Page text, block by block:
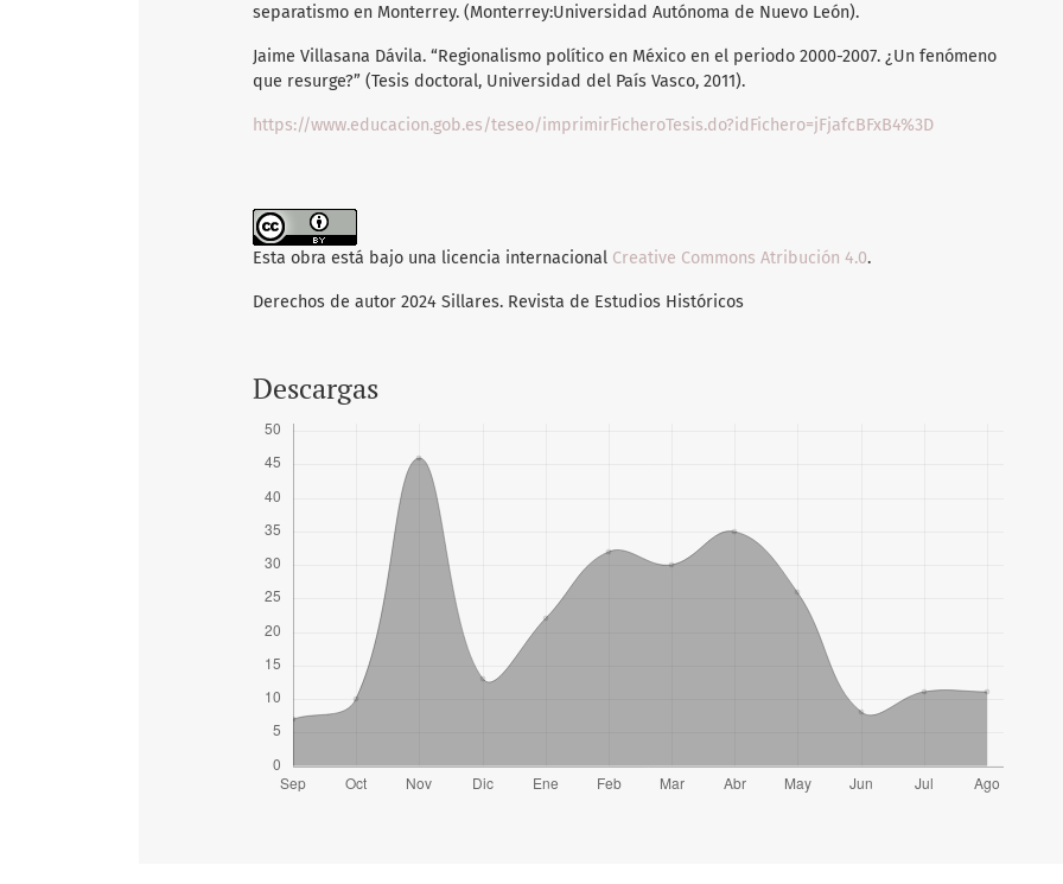
separatismo en Monterrey. (Monterrey:Universidad Autónoma de Nuevo León).
Jaime Villasana Dávila. “Regionalismo político en México en el periodo 2000-2007. ¿Un fenómeno
que resurge?” (Tesis doctoral, Universidad del País Vasco, 2011).
https://www.educacion.gob.es/teseo/imprimirFicheroTesis.do?idFichero=jFjafcBFxB4%3D
Esta obra está bajo una licencia internacional Creative Commons Atribución 4.0.
Derechos de autor 2024 Sillares. Revista de Estudios Históricos
Descargas